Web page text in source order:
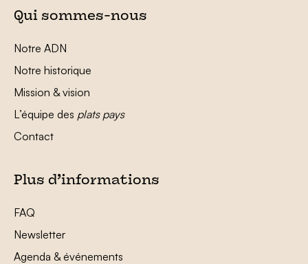
Qui sommes-nous
Notre ADN
Notre historique
Mission & vision
L’équipe des plats pays
Contact
Plus d’informations
FAQ
Newsletter
Agenda & événements